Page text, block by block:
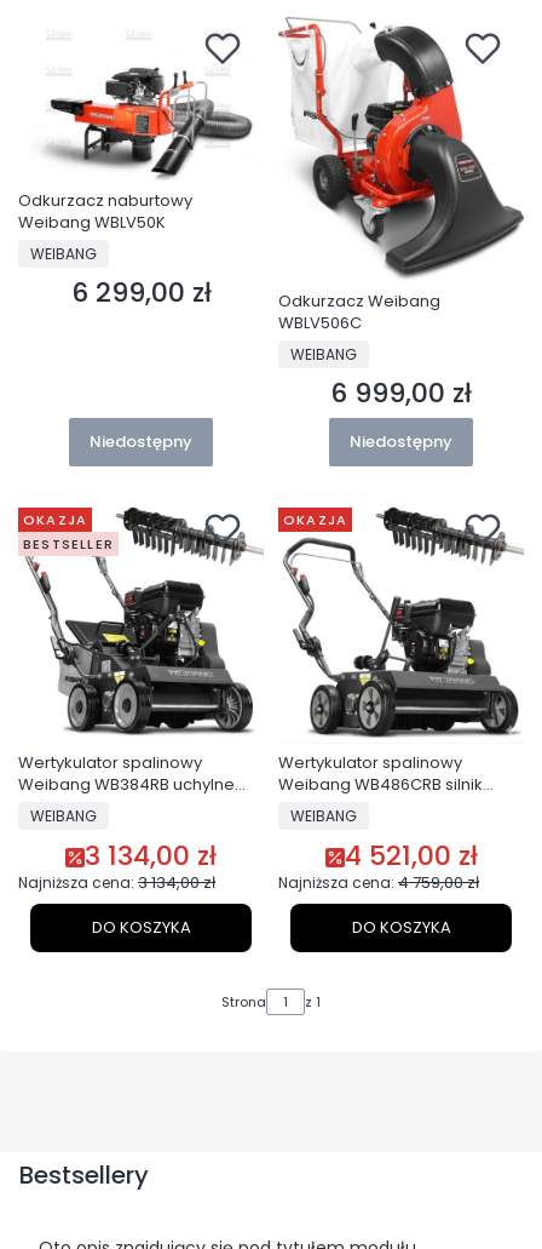
Odkurzacz naburtowy
Weibang WBLV50K
PRODUCENT
WEIBANG
Cena
6 299,00 zł
Niedostępny
Odkurzacz Weibang
WBLV506C
PRODUCENT
WEIBANG
Cena
6 999,00 zł
Niedostępny
OKAZJA
BESTSELLER
Wertykulator spalinowy
Weibang WB384RB uchylne
noże B&S
PRODUCENT
WEIBANG
Cena promocyjna
3 134,00 zł
Najniższa cena: 3 134,00 zł
DO KOSZYKA
OKAZJA
Wertykulator spalinowy
Weibang WB486CRB silnik
Briggs & Stratton PROFI
PRODUCENT
WEIBANG
Cena promocyjna
4 521,00 zł
Najniższa cena: 4 759,00 zł
DO KOSZYKA
Strona z 1
Bestsellery